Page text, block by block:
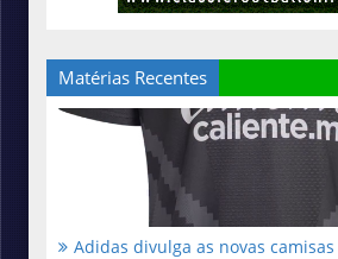
Matérias Recentes
Adidas divulga as novas